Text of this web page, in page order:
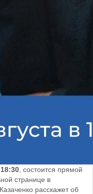
, состоится прямой
странице в
расскажет об